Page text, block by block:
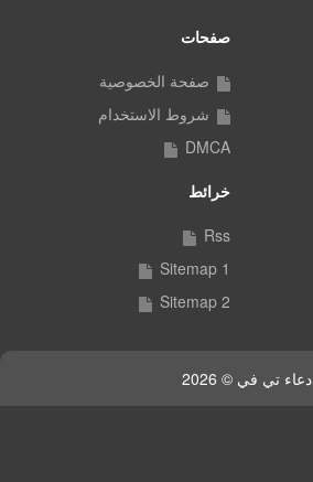
صفحات
صفحة الخصوصية
شروط الاستخدام
DMCA
خرائط
Rss
Sitemap 1
Sitemap 2
دعاء تي في © 2026